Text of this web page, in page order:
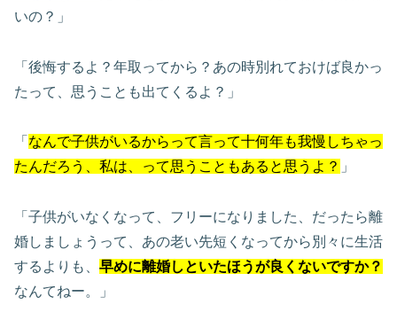
いの？」
「後悔するよ？年取ってから？あの時別れておけば良かっ
たって、思うことも出てくるよ？」
「 なんで子供がいるからって言って十何年も我慢しちゃっ
たんだろう、私は、って思うこともあると思うよ？ 」
「子供がいなくなって、フリーになりました、だったら離
婚しましょうって、あの老い先短くなってから別々に生活
するよりも、 早めに離婚しといたほうが良くないですか？
なんてねー。」